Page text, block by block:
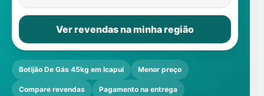
Ver revendas na minha região
Botijão De Gás 45kg em Icapuí Menor preço
Compare revendas Pagamento na entrega